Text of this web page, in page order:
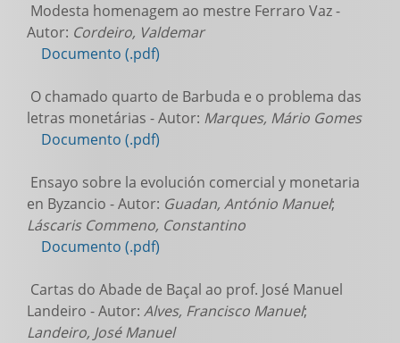
Modesta homenagem ao mestre Ferraro Vaz -
Autor: Cordeiro, Valdemar
Documento (.pdf)
O chamado quarto de Barbuda e o problema das
letras monetárias - Autor: Marques, Mário Gomes
Documento (.pdf)
Ensayo sobre la evolución comercial y monetaria
en Byzancio - Autor: Guadan, António Manuel;
Láscaris Commeno, Constantino
Documento (.pdf)
Cartas do Abade de Baçal ao prof. José Manuel
Landeiro - Autor: Alves, Francisco Manuel;
Landeiro, José Manuel